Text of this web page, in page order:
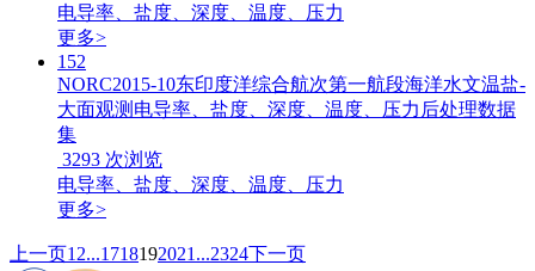
电导率、盐度、深度、温度、压力
更多>
152
NORC2015-10东印度洋综合航次第一航段海洋水文温盐-
大面观测电导率、盐度、深度、温度、压力后处理数据
集
3293 次浏览
电导率、盐度、深度、温度、压力
更多>
上一页1 2...1718192021 ...2324下一页